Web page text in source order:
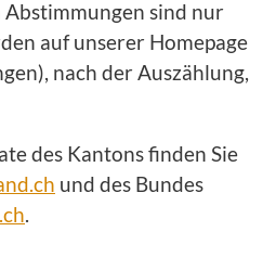
Abstimmungen sind nur
auf unserer Homepage
nach der Auszählung,
des Kantons finden Sie
und des Bundes
.